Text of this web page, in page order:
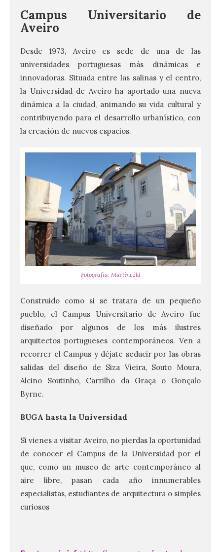
Campus Universitario de
Aveiro
Desde 1973, Aveiro es sede de una de las
universidades portuguesas más dinámicas e
innovadoras. Situada entre las salinas y el centro,
la Universidad de Aveiro ha aportado una nueva
dinámica a la ciudad, animando su vida cultural y
contribuyendo para el desarrollo urbanístico, con
la creación de nuevos espacios.
Fotografía: Martínezld
Construido como si se tratara de un pequeño
pueblo, el Campus Universitario de Aveiro fue
diseñado por algunos de los más ilustres
arquitectos portugueses contemporáneos. Ven a
recorrer el Campus y déjate seducir por las obras
salidas del diseño de Siza Vieira, Souto Moura,
Alcino Soutinho, Carrilho da Graça o Gonçalo
Byrne.
BUGA hasta la Universidad
Si vienes a visitar Aveiro, no pierdas la oportunidad
de conocer el Campus de la Universidad por el
que, como un museo de arte contemporáneo al
aire libre, pasan cada año innumerables
especialistas, estudiantes de arquitectura o simples
curiosos
El Ayuntamiento de La
Bañeza presenta el
Festival One More Time,
una cita con la música de
los 80 y 90 para el 16 de
agosto en la Plaza Mayor.
6 Ago 2026
partir de las 23:00 horas,
en la Plaza Mayor de la
ciudad. El Salón de Plenos
del Ayuntamiento de La Bañeza ha
acogido esta mañana la presentación
oficial del Festival One […]